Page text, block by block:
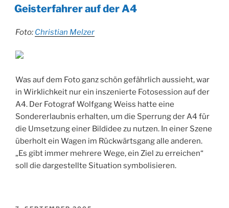
AM
Geisterfahrer auf der A4
Foto: Christian Melzer
Was auf dem Foto ganz schön gefährlich aussieht, war
in Wirklichkeit nur ein inszenierte Fotosession auf der
A4. Der Fotograf Wolfgang Weiss hatte eine
Sondererlaubnis erhalten, um die Sperrung der A4 für
die Umsetzung einer Bildidee zu nutzen. In einer Szene
überholt ein Wagen im Rückwärtsgang alle anderen.
„Es gibt immer mehrere Wege, ein Ziel zu erreichen“
soll die dargestellte Situation symbolisieren.